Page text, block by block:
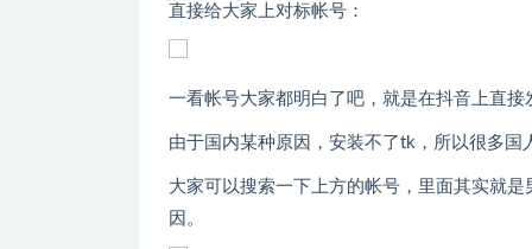
直接给大家上对标帐号：
一看帐号大家都明白了吧，就是在抖音上直接
由于国内某种原因，安装不了tk，所以很多国
大家可以搜索一下上方的帐号，里面其实就
因。